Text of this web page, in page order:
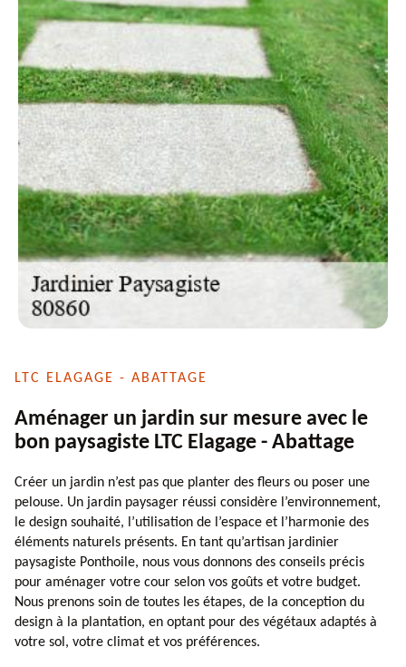
LTC ELAGAGE - ABATTAGE
Aménager un jardin sur mesure avec le
bon paysagiste LTC Elagage - Abattage
Créer un jardin n’est pas que planter des fleurs ou poser une
pelouse. Un jardin paysager réussi considère l’environnement,
le design souhaité, l’utilisation de l’espace et l’harmonie des
éléments naturels présents. En tant qu’artisan jardinier
paysagiste Ponthoile, nous vous donnons des conseils précis
pour aménager votre cour selon vos goûts et votre budget.
Nous prenons soin de toutes les étapes, de la conception du
design à la plantation, en optant pour des végétaux adaptés à
votre sol, votre climat et vos préférences.